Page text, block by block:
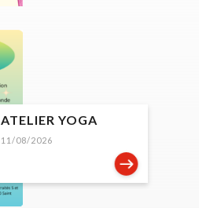
11/08/2026
ATELIER YOGA